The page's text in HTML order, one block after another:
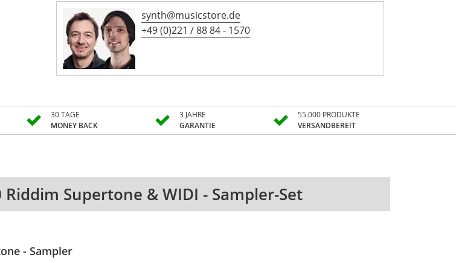
synth@musicstore.de
+49 (0)221 / 88 84 - 1570
30 TAGE
MONEY BACK
3 JAHRE
GARANTIE
55.000 PRODUKTE
VERSANDBEREIT
Riddim Supertone & WIDI - Sampler-Set
- Sampler